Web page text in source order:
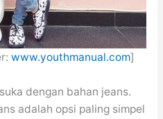
www.youthmanual.com]
dengan bahan jeans.
adalah opsi paling simpel